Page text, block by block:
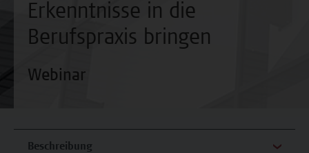
Erkenntnisse in die
Berufspraxis bringen
Webinar
Beschreibung